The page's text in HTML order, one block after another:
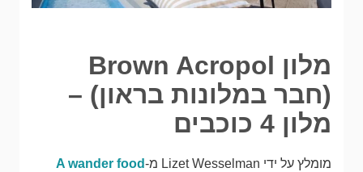
מלון Brown Acropol
(חבר במלונות בראון) –
מלון 4 כוכבים
מומלץ על ידי Lizet Wesselman מ-
A wander food